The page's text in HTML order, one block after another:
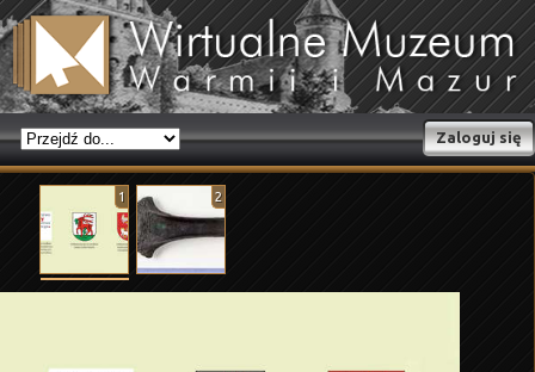
Zaloguj się
1 2